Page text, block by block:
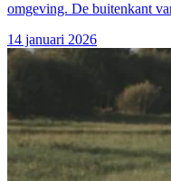
omgeving. De buitenkant
14 januari 2026